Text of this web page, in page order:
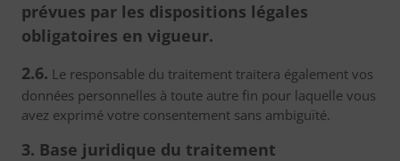
prévues par les dispositions légales
obligatoires en vigueur.
2.6. Le responsable du traitement traitera également vos
données personnelles à toute autre fin pour laquelle vous
avez exprimé votre consentement sans ambiguïté.
3. Base juridique du traitement